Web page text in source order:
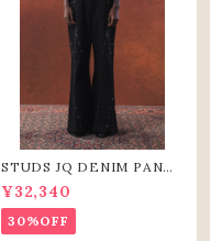
STUDS JQ DENIM PANTS
(BLK)
¥32,340
30%OFF